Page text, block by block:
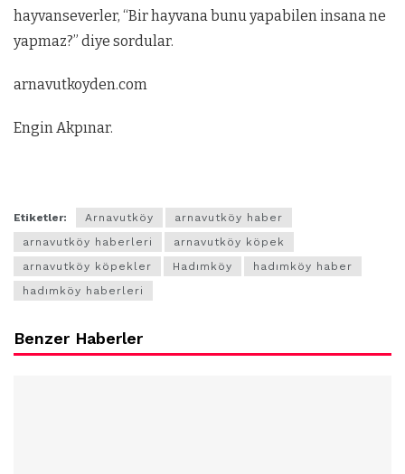
hayvanseverler, “Bir hayvana bunu yapabilen insana ne
yapmaz?” diye sordular.
arnavutkoyden.com
Engin Akpınar.
Etiketler: Arnavutköy
arnavutköy haber
arnavutköy haberleri
arnavutköy köpek
arnavutköy köpekler
Hadımköy
hadımköy haber
hadımköy haberleri
Benzer Haberler